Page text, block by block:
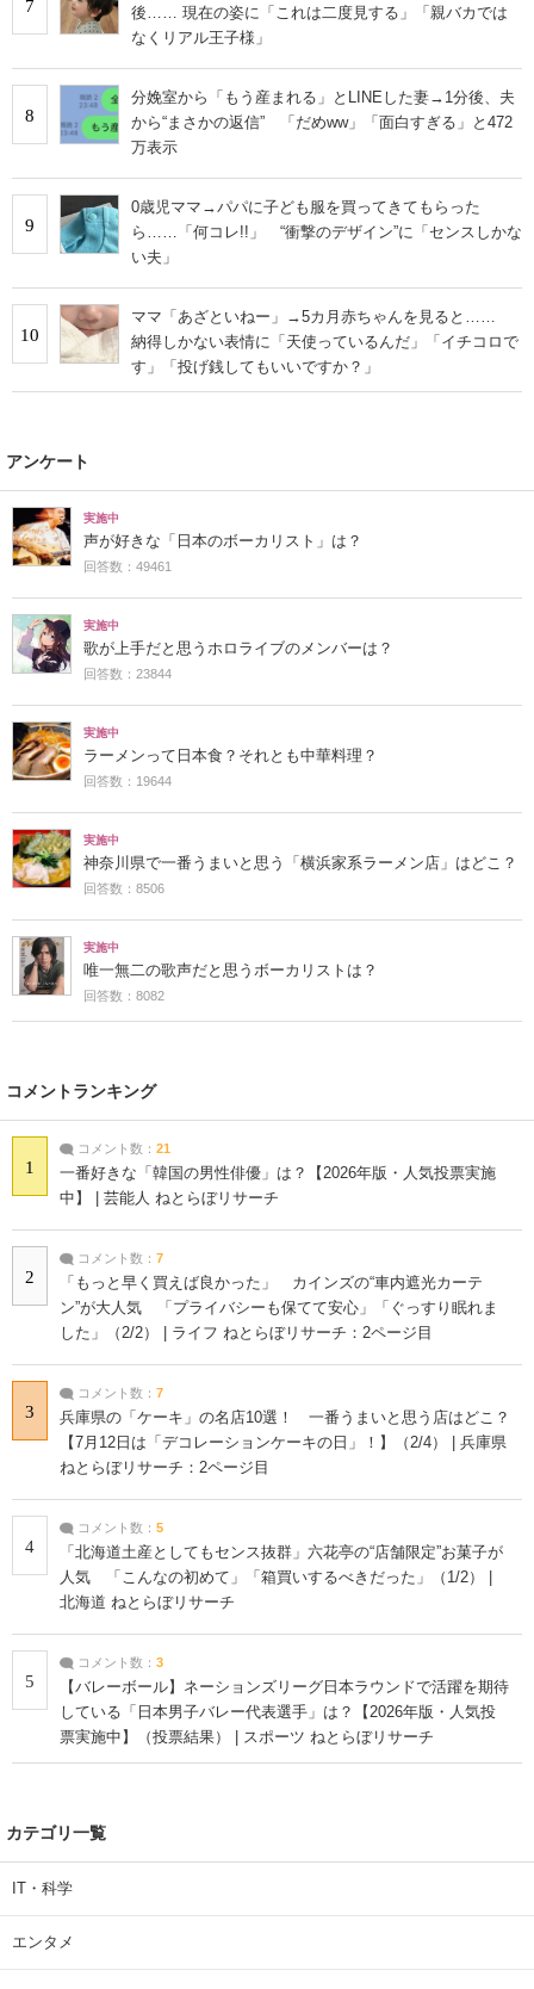
7
後…… 現在の姿に「これは二度見する」「親バカでは
なくリアル王子様」
8
分娩室から「もう産まれる」とLINEした妻→1分後、夫
から“まさかの返信” 「だめww」「面白すぎる」と472
万表示
9
0歳児ママ→パパに子ども服を買ってきてもらった
ら……「何コレ!!」 “衝撃のデザイン”に「センスしかな
い夫」
10
ママ「あざといねー」→5カ月赤ちゃんを見ると……
納得しかない表情に「天使っているんだ」「イチコロで
す」「投げ銭してもいいですか？」
アンケート
実施中
声が好きな「日本のボーカリスト」は？
回答数：49461
実施中
歌が上手だと思うホロライブのメンバーは？
回答数：23844
実施中
ラーメンって日本食？それとも中華料理？
回答数：19644
実施中
神奈川県で一番うまいと思う「横浜家系ラーメン店」はどこ？
回答数：8506
実施中
唯一無二の歌声だと思うボーカリストは？
回答数：8082
コメントランキング
1
コメント数： 21
一番好きな「韓国の男性俳優」は？【2026年版・人気投票実施
中】 | 芸能人 ねとらぼリサーチ
2
コメント数： 7
「もっと早く買えば良かった」 カインズの“車内遮光カーテ
ン”が大人気 「プライバシーも保てて安心」「ぐっすり眠れま
した」（2/2） | ライフ ねとらぼリサーチ：2ページ目
3
コメント数： 7
兵庫県の「ケーキ」の名店10選！ 一番うまいと思う店はどこ？
【7月12日は「デコレーションケーキの日」！】（2/4） | 兵庫県
ねとらぼリサーチ：2ページ目
4
コメント数： 5
「北海道土産としてもセンス抜群」六花亭の“店舗限定”お菓子が
人気 「こんなの初めて」「箱買いするべきだった」（1/2） |
北海道 ねとらぼリサーチ
5
コメント数： 3
【バレーボール】ネーションズリーグ日本ラウンドで活躍を期待
している「日本男子バレー代表選手」は？【2026年版・人気投
票実施中】（投票結果） | スポーツ ねとらぼリサーチ
カテゴリ一覧
IT・科学
エンタメ